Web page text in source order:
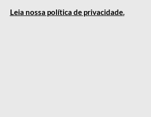
Leia nossa política de privacidade.